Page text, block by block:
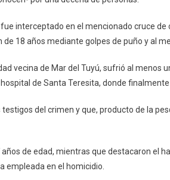
interceptado en el mencionado cruce de
18 años mediante golpes de puño y al
vecina de Mar del Tuyú, sufrió al menos
de Santa Teresita, donde
del crimen y que, producto de la
de edad, mientras que destacaron el
empleada en el homicidio.